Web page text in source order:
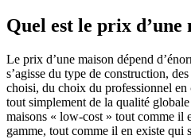
Quel est le prix d’une
Le prix d’une maison dépend
s’agisse du type de construction,
choisi, du choix du professionnel en
tout simplement de la qualité
maisons « low-cost » tout comme il
gamme, tout comme il en existe qui